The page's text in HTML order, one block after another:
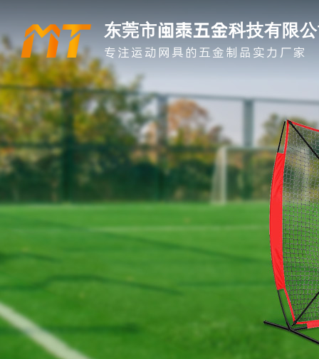
东莞市闽泰五金科技有限
专注运动网具的五金制品实力厂家